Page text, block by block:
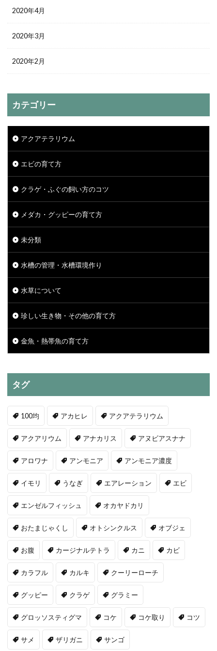
2020年4月
2020年3月
2020年2月
カテゴリー
アクアテラリウム
エビの育て方
クラゲ・ふぐの飼い方のコツ
メダカ・グッピーの育て方
未分類
水槽の管理・水槽環境作り
水草について
珍しい生き物・その他の育て方
金魚・熱帯魚の育て方
タグ
100均 アカヒレ アクアテラリウム
アクアリウム アナカリス アヌビアスナナ
アロワナ アンモニア アンモニア濃度
イモリ うなぎ エアレーション エビ
エンゼルフィッシュ オカヤドカリ
おたまじゃくし オトシンクルス オブジェ
お腹 カージナルテトラ カニ カビ
カラフル カルキ クーリーローチ
グッピー クラゲ グラミー
グロッソスティグマ コケ コケ取り コツ
サメ ザリガニ サンゴ